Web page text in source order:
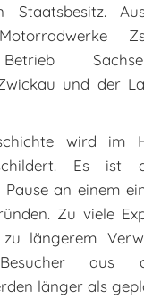
Staatsbesitz.
und der
wird im
Es ist
an einem
Zu viele
längerem
Besucher aus
länger als